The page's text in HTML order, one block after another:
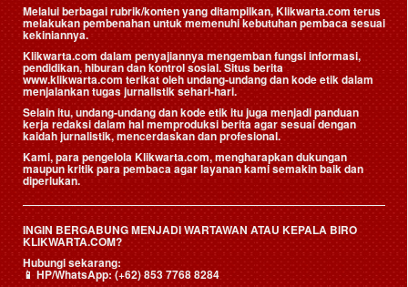
Melalui berbagai rubrik/konten yang ditampilkan, Klikwarta.com terus
melakukan pembenahan untuk memenuhi kebutuhan pembaca sesuai
kekiniannya.
Klikwarta.com dalam penyajiannya mengemban fungsi informasi,
pendidikan, hiburan dan kontrol sosial. Situs berita
www.klikwarta.com terikat oleh undang-undang dan kode etik dalam
menjalankan tugas jurnalistik sehari-hari.
Selain itu, undang-undang dan kode etik itu juga menjadi panduan
kerja redaksi dalam hal memproduksi berita agar sesuai dengan
kaidah jurnalistik, mencerdaskan dan profesional.
Kami, para pengelola Klikwarta.com, mengharapkan dukungan
maupun kritik para pembaca agar layanan kami semakin baik dan
diperlukan.
INGIN BERGABUNG MENJADI WARTAWAN ATAU KEPALA BIRO
KLIKWARTA.COM?
Hubungi sekarang:
📱HP/WhatsApp:(+62) 853 7768 8284